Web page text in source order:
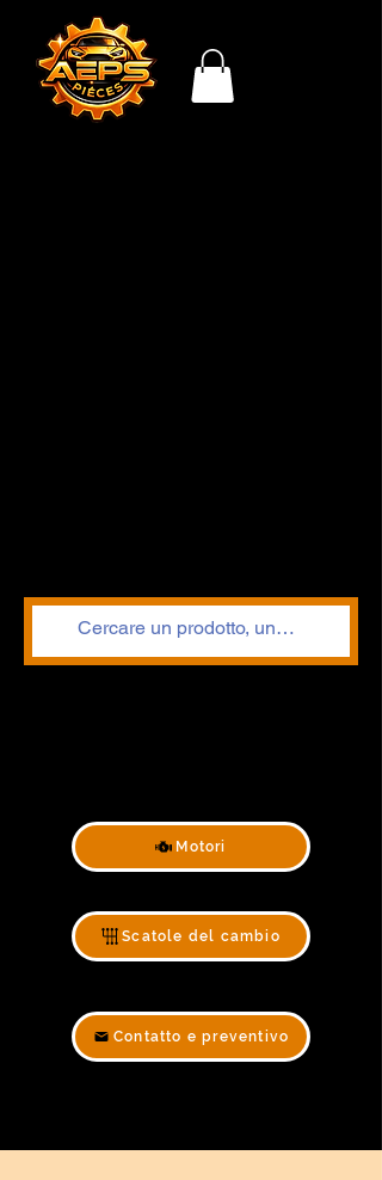
Motori
Scatole del cambio
Contatto e preventivo